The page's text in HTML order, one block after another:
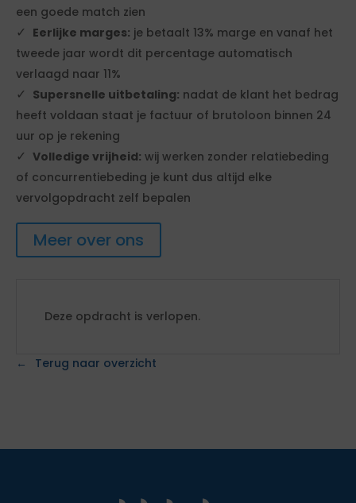
een goede match zien
Eerlijke marges: je betaalt 13% marge en vanaf het
tweede jaar wordt dit percentage automatisch
verlaagd naar 11%
Supersnelle uitbetaling: nadat de klant het bedrag
heeft voldaan staat je factuur of brutoloon binnen 24
uur op je rekening
Volledige vrijheid: wij werken zonder relatiebeding
of concurrentiebeding je kunt dus altijd elke
vervolgopdracht zelf bepalen
Meer over ons
Deze opdracht is verlopen.
Terug naar overzicht